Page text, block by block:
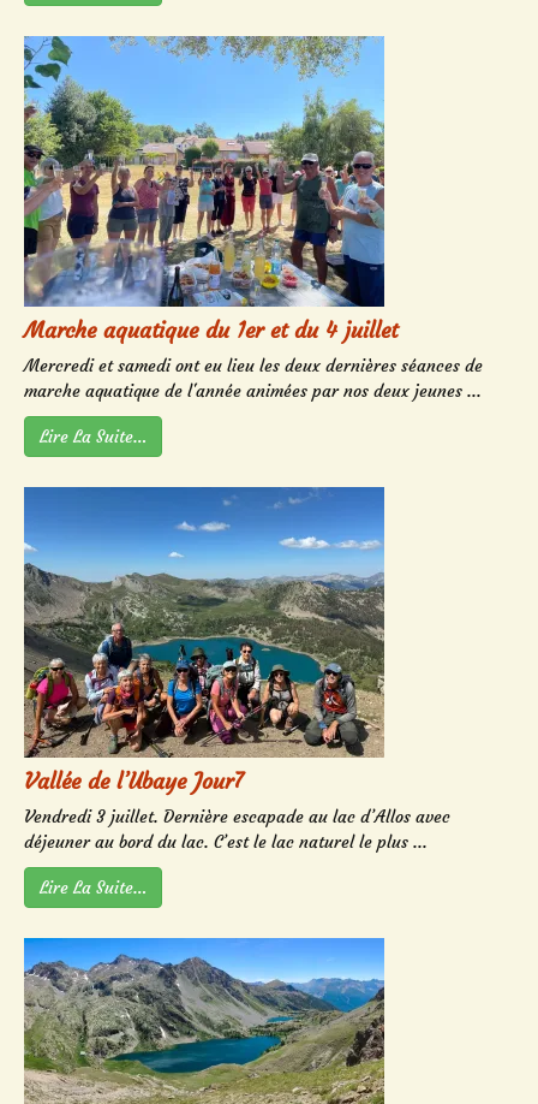
Marche aquatique du 1er et du 4 juillet
Mercredi et samedi ont eu lieu les deux dernières séances de
marche aquatique de l'année animées par nos deux jeunes ...
Lire La Suite…
Vallée de l’Ubaye Jour7
Vendredi 3 juillet. Dernière escapade au lac d’Allos avec
déjeuner au bord du lac. C’est le lac naturel le plus ...
Lire La Suite…